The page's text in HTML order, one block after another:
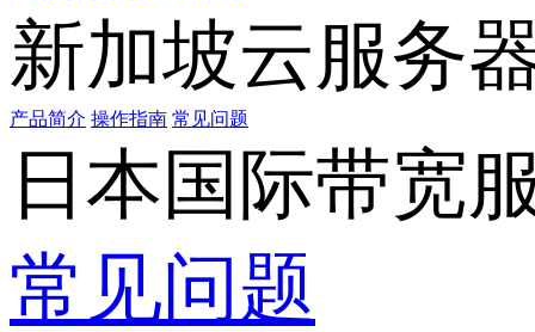
新加坡云服务
产品简介 操作指南 常见问题
日本国际带宽
常见问题